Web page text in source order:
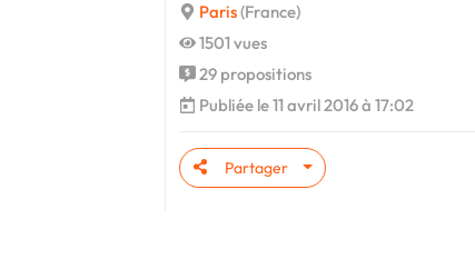
Paris(France)
1501 vues
29 propositions
Publiée le 11 avril 2016 à 17:02
Partager